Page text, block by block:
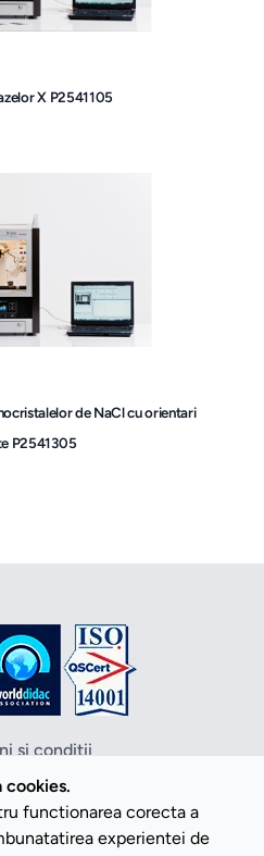
X P2541105
de NaCl cu orientari
P2541305
si conditii
cookies
ANPC
cookies.
functionarea corecta a
experientei de